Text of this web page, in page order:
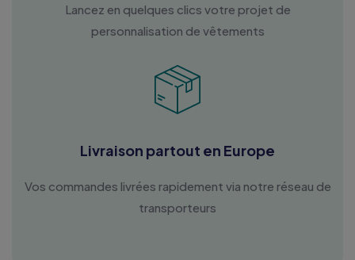
Lancez en quelques clics votre projet de
personnalisation de vêtements
Livraison partout en Europe
Vos commandes livrées rapidement via notre réseau de
transporteurs